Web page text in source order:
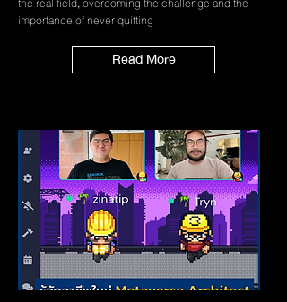
importance of never quitting
Read More